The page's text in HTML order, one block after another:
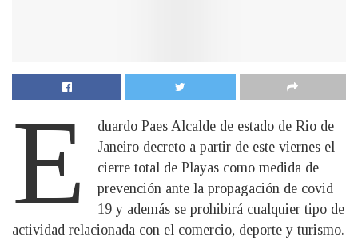
E
duardo Paes Alcalde de estado de Rio de
Janeiro decreto a partir de este viernes el
cierre total de Playas como medida de
prevención ante la propagación de covid
19 y además se prohibirá cualquier tipo de
actividad relacionada con el comercio, deporte y turismo.